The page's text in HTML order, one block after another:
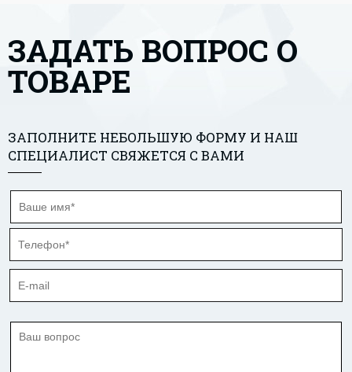
ЗАДАТЬ ВОПРОС О
ТОВАРЕ
ЗАПОЛНИТЕ НЕБОЛЬШУЮ ФОРМУ И НАШ
СПЕЦИАЛИСТ СВЯЖЕТСЯ С ВАМИ